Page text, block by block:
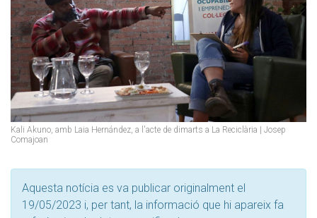
Kali Akuno, amb Laia Hernández, a l'acte de dimarts a La Reciclària | Josep
Comajoan
Aquesta notícia es va publicar originalment el
19/05/2023 i, per tant, la informació que hi apareix fa